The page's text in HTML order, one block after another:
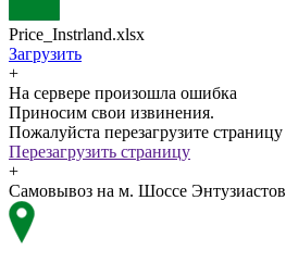
Price_Instrland.xlsx
Загрузить
+
На сервере произошла ошибка
Приносим свои извинения.
Пожалуйста перезагрузите страницу
Перезагрузить страницу
+
Самовывоз на м. Шоссе Энтузиастов